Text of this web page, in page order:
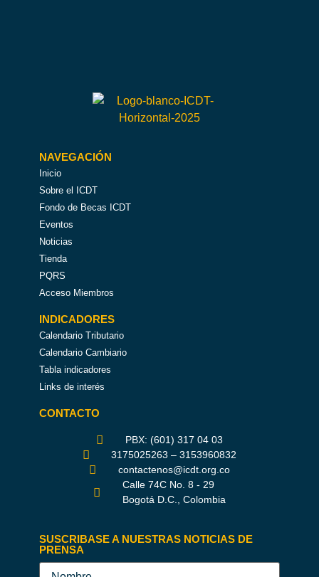
NAVEGACIÓN
Inicio
Sobre el ICDT
Fondo de Becas ICDT
Eventos
Noticias
Tienda
PQRS
Acceso Miembros
INDICADORES
Calendario Tributario
Calendario Cambiario
Tabla indicadores
Links de interés
CONTACTO
PBX: (601) 317 04 03
3175025263 – 3153960832
contactenos@icdt.org.co
Calle 74C No. 8 - 29
Bogotá D.C., Colombia
SUSCRIBASE A NUESTRAS NOTICIAS DE
PRENSA